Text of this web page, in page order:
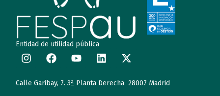
Entidad de utilidad pública
Calle Garibay, 7. 3ª Planta Derecha 28007 Madrid